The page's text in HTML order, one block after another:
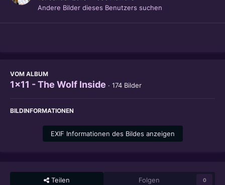
Andere Bilder dieses Benutzers suchen
VOM ALBUM
1x11 - The Wolf Inside · 174 Bilder
BILDINFORMATIONEN
EXIF Informationen des Bildes anzeigen
Teilen Folgen 0